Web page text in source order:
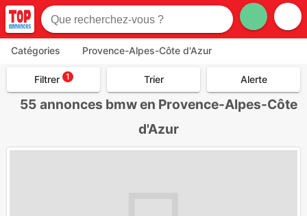
Catégories Provence-Alpes-Côte d'Azur
Filtrer 1 Trier Alerte
55 annonces bmw en Provence-Alpes-Côte
d'Azur